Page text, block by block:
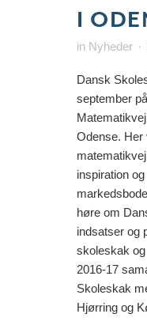
I
in Nyheder
Dansk
september på
Odense. Her
inspiration
høre om
indsatser og
skoleskak
2016-17
Skoleskak
Hjørring og